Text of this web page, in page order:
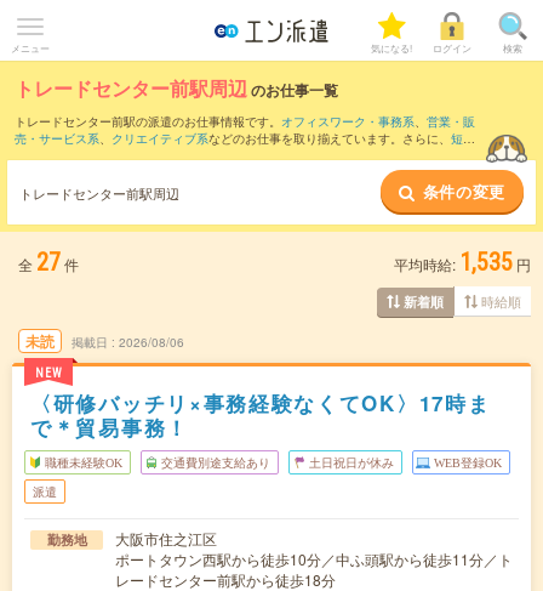
メニュー 気になる! ログイン 検索
トレードセンター前駅周辺のお仕事一覧
トレードセンター前駅の派遣のお仕事情報です。 オフィスワーク・事務系、 営業・販
売・サービス系、 クリエイティブ系などのお仕事を取り揃えています。さらに、 短期
また、桜島駅・朝潮橋駅・ユニバーサルシティ駅 コスモスクエア駅など
近隣駅のお仕事もご確認いただけます。
トレードセンター前駅周辺 条件の変更
全 27件 平均時給: 1,535 円
新着順 時給順
未読
NEW
掲載日 2026/08/06
〈研修バッチリ×事務経験なくてOK〉17時ま
で＊貿易事務！
職種未経験OK 交通費別途支給あり 土日祝日が休み WEB登録OK
派遣
勤務地
大阪市住之江区
ポートタウン西駅から徒歩10分／中ふ頭駅から徒歩11分／ト
レードセンター前駅から徒歩18分